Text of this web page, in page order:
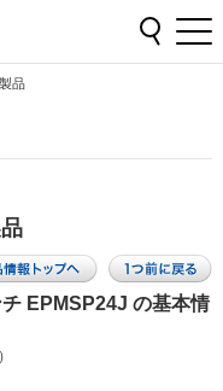
品
EPMSP24J の基本情